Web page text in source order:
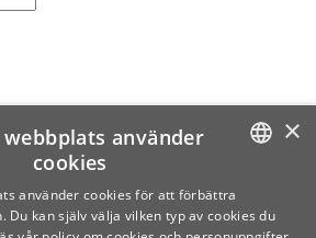
SWEDISH
×
webbplats använder
cookies
använder cookies för att förbättra
Du kan själv välja vilken typ av cookies du